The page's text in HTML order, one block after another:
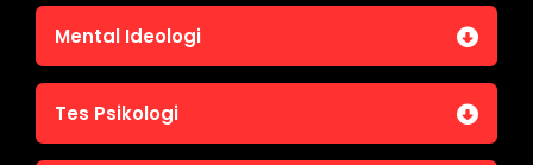
Penalaran Numerik
Pengetahuan Umum (termasuk UU Kepolisian)
Tes Wawasan Kebangsaan
Jasmani A (Lari 12 menit)
Mental Ideologi
Mental Ideologi
Tes Psikologi